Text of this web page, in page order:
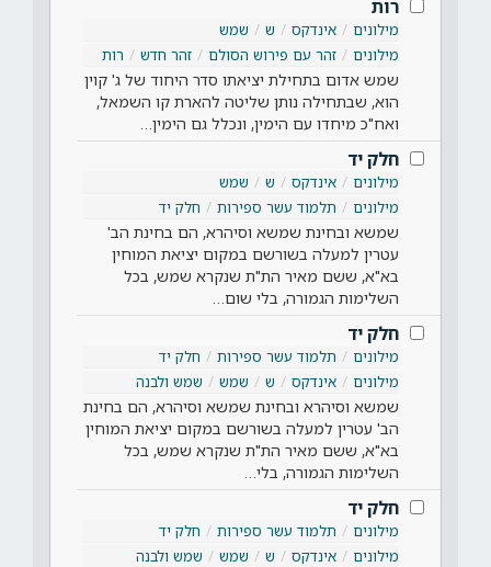
רות
מילונים אינדקס ש
שמש
מילונים
זהר עם פירוש הסולם זהר חדש רות
שמש אדום בתחילת יציאתו סדר היחוד של ג' קוין
הוא, שבתחילה נותן שליטה להארת קו השמאל,
ואח"כ מיחדו עם הימין, ונכלל גם הימין…
חלק יד
מילונים אינדקס ש
שמש
מילונים
תלמוד עשר ספירות חלק יד
שמשא ובחינת שמשא וסיהרא, הם בחינת הב'
עטרין למעלה בשורשם במקום יציאת המוחין
בא"א, ששם מאיר הת"ת שנקרא שמש, בכל
השלימות הגמורה, בלי שום…
חלק יד
מילונים תלמוד עשר ספירות
חלק יד
מילונים
אינדקס ש שמש שמש ולבנה
שמשא וסיהרא ובחינת שמשא וסיהרא, הם בחינת
הב' עטרין למעלה בשורשם במקום יציאת המוחין
בא"א, ששם מאיר הת"ת שנקרא שמש, בכל
השלימות הגמורה, בלי…
חלק יד
מילונים תלמוד עשר ספירות
חלק יד
מילונים
אינדקס ש שמש שמש ולבנה